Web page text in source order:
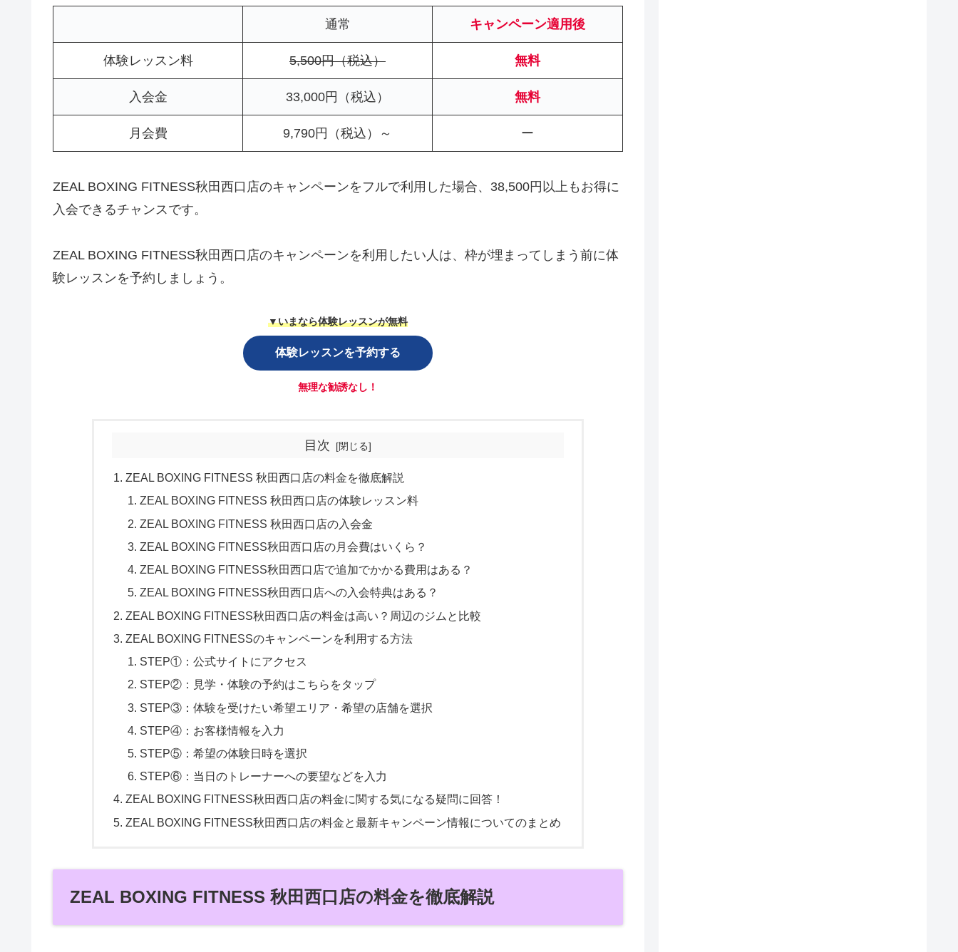
通常 キャンペーン適用後
体験レッスン料 5,500円（税込） 無料
入会金 33,000円（税込） 無料
月会費 9,790円（税込）～ ー
ZEAL BOXING FITNESS秋田西口店のキャンペーンをフルで利用した場合、38,500円以上もお得に
入会できるチャンスです。
ZEAL BOXING FITNESS秋田西口店のキャンペーンを利用したい人は、枠が埋まってしまう前に体
験レッスンを予約しましょう。
▼いまなら体験レッスンが無料
体験レッスンを予約する
無理な勧誘なし！
目次
ZEAL BOXING FITNESS 秋田西口店の料金を徹底解説
ZEAL BOXING FITNESS 秋田西口店の体験レッスン料
ZEAL BOXING FITNESS 秋田西口店の入会金
ZEAL BOXING FITNESS秋田西口店の月会費はいくら？
ZEAL BOXING FITNESS秋田西口店で追加でかかる費用はある？
ZEAL BOXING FITNESS秋田西口店への入会特典はある？
ZEAL BOXING FITNESS秋田西口店の料金は高い？周辺のジムと比較
ZEAL BOXING FITNESSのキャンペーンを利用する方法
STEP①：公式サイトにアクセス
STEP②：見学・体験の予約はこちらをタップ
STEP③：体験を受けたい希望エリア・希望の店舗を選択
STEP④：お客様情報を入力
STEP⑤：希望の体験日時を選択
STEP⑥：当日のトレーナーへの要望などを入力
ZEAL BOXING FITNESS秋田西口店の料金に関する気になる疑問に回答！
ZEAL BOXING FITNESS秋田西口店の料金と最新キャンペーン情報についてのまとめ
ZEAL BOXING FITNESS 秋田西口店の料金を徹底解説